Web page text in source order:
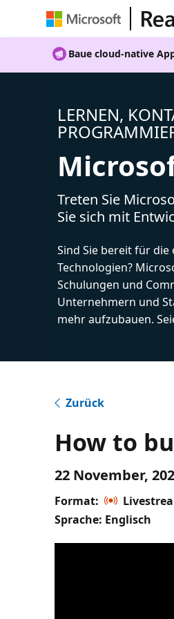
Baue cloud-native
LERNEN,
Treten Sie
Sie sich mit
Sind Sie bereit für
Technologien?
Schulungen und
Unternehmern und
mehr aufzubauen.
Zurück
How to
22 November,
Format:
Sprache: Englisch